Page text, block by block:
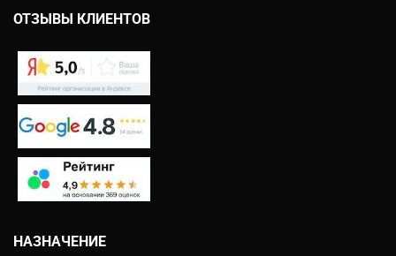
ОТЗЫВЫ КЛИЕНТОВ
НАЗНАЧЕНИЕ